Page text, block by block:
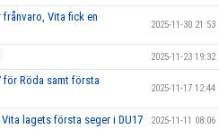
Vita fick en
2025-11-30 21:53
2025-11-23 19:32
för Röda samt första
2025-11-17 12:44
lagets första seger i DU17 2025-11-11 08:06